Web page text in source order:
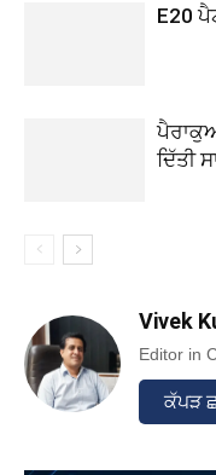
E20
ਦਿੱਤੀ
Vivek
Editor in
ਕੱਪੜ